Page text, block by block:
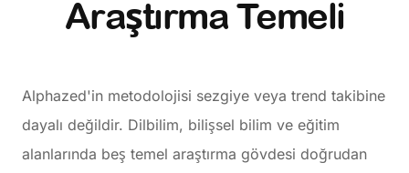
Araştırma Temeli
Alphazed'in metodolojisi sezgiye veya trend takibine
dayalı değildir. Dilbilim, bilişsel bilim ve eğitim
alanlarında beş temel araştırma gövdesi doğrudan